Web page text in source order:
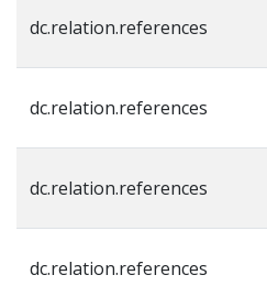
dc.relation.references
dc.relation.references
dc.relation.references
dc.relation.references